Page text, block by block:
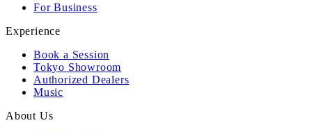
For Business
Experience
Book a Session
Tokyo Showroom
Authorized Dealers
Music
About Us